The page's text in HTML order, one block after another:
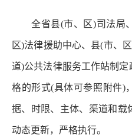
全省县(市、区)司法局、
区)法律援助中心、县(市、
道)公共法律服务工作站制
格的形式(具体可参照附件)
据、时限、主体、渠道和载
动态更新，严格执行。